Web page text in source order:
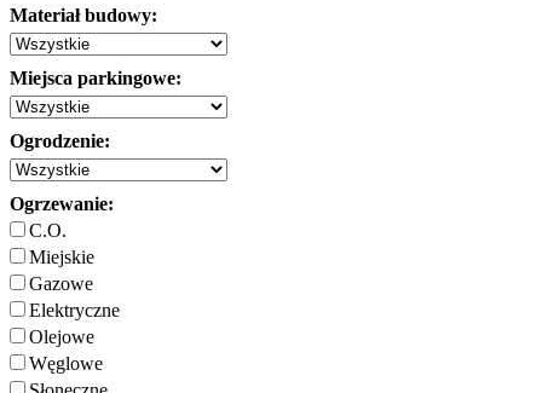
Materiał budowy:
Miejsca parkingowe:
Ogrodzenie:
Ogrzewanie:
C.O.
Miejskie
Gazowe
Elektryczne
Olejowe
Węglowe